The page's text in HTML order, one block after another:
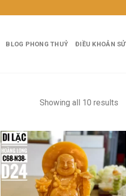
BLOG PHONG THUỶ ĐIỀU KHOẢN
Showing all 10 results